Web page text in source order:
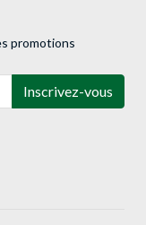
promotions
Inscrivez-vous